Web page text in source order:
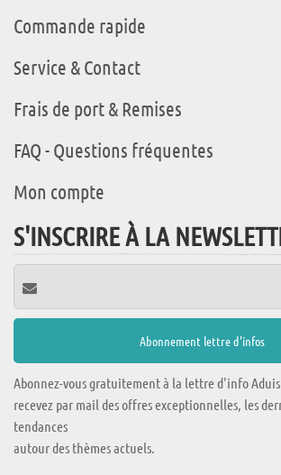
Commande rapide
Service & Contact
Frais de port & Remises
FAQ - Questions fréquentes
Mon compte
S'INSCRIRE À LA
Abonnez-vous gratuitement à la lettre d'info
recevez par mail des offres exceptionnelles, les
tendances
autour des thèmes actuels.